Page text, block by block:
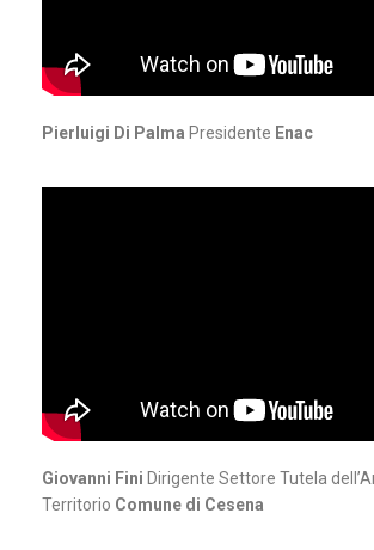
Pierluigi Di Palma Presidente Enac
Giovanni Fini Dirigente Settore Tutela
Territorio Comune di Cesena